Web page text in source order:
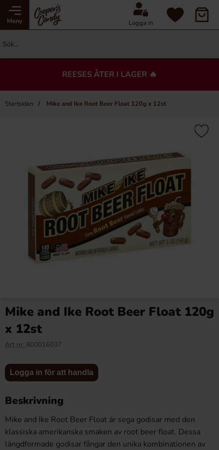
Meny Logga in
REESES ÅTER I LAGER 🔥
Startsidan Mike and Ike Root Beer Float 120g x 12st
×
Mike and Ike Root Beer Float 120g
x 12st
Art nr: 800016037
Logga in för att handla
Beskrivning
Mike and Ike Root Beer Float är sega godisar med den
klassiska amerikanska smaken av root beer float. Dessa
längdformade godisar fångar den unika kombinationen av